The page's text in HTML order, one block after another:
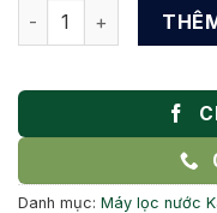
Máy lọc nước Karofi
Danh mục: Máy lọc nước